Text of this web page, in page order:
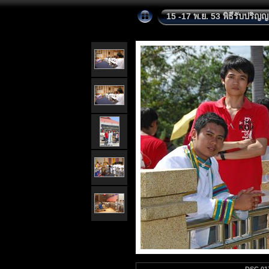
15 -17 พ.ย. 53 พิธีรับปริญ